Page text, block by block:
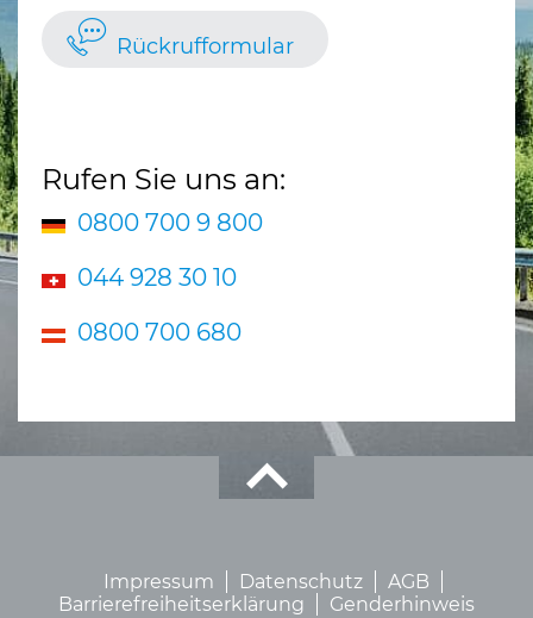
Rückrufformular
Rufen Sie uns an:
0800 700 9 800
044 928 30 10
0800 700 680
Impressum Datenschutz
AGB
Barrierefreiheitserklärung
Genderhinweis